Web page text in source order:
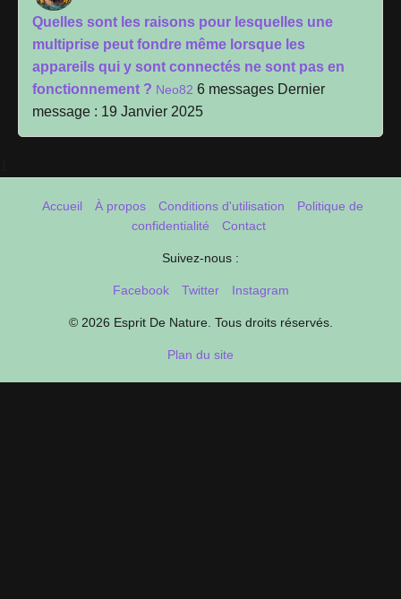
Quelles sont les raisons pour lesquelles une
multiprise peut fondre même lorsque les
appareils qui y sont connectés ne sont pas en
fonctionnement ? Neo82 6 messages Dernier
message : 19 Janvier 2025
Accueil À propos Conditions d'utilisation
Politique de
confidentialité
Contact
Suivez-nous :
Facebook Twitter Instagram
© 2026 Esprit De Nature. Tous droits réservés.
Plan du site